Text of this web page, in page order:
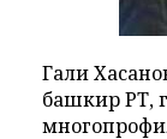
Гали
башкир РТ,